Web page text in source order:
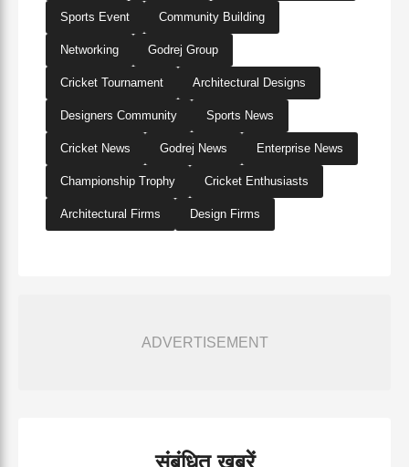
Sports Event Community Building
Networking Godrej Group
Cricket Tournament Architectural Designs
Designers Community Sports News
Cricket News Godrej News Enterprise News
Championship Trophy Cricket Enthusiasts
Architectural Firms Design Firms
ADVERTISEMENT
संबंधित खबरें